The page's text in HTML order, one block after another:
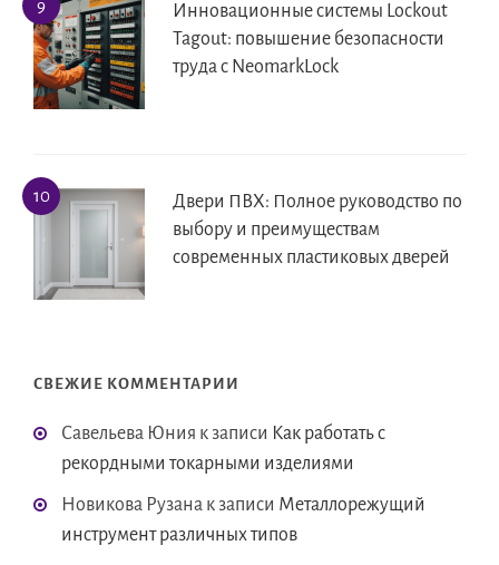
Инновационные системы Lockout
Tagout: повышение безопасности
труда с NeomarkLock
Двери ПВХ: Полное руководство по
выбору и преимуществам
современных пластиковых дверей
СВЕЖИЕ КОММЕНТАРИИ
Савельева Юния к записи Как работать с
рекордными токарными изделиями
Новикова Рузана к записи Металлорежущий
инструмент различных типов